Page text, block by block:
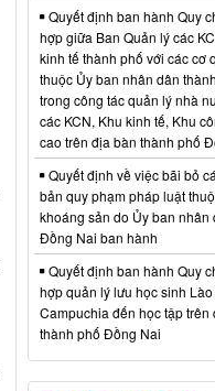
Quyết định ban hành Quy
hợp giữa Ban Quản lý các
kinh tế thành phố với các cơ
thuộc Ủy ban nhân dân
trong công tác quản lý nhà
các KCN, Khu kinh tế, Khu
cao trên địa bàn thành phố
Quyết định về việc bãi bỏ
bản quy phạm pháp luật
khoáng sản do Ủy ban nhân
Đồng Nai ban hành
Quyết định ban hành Quy
hợp quản lý lưu học sinh Lào
Campuchia đến học tập trên
thành phố Đồng Nai